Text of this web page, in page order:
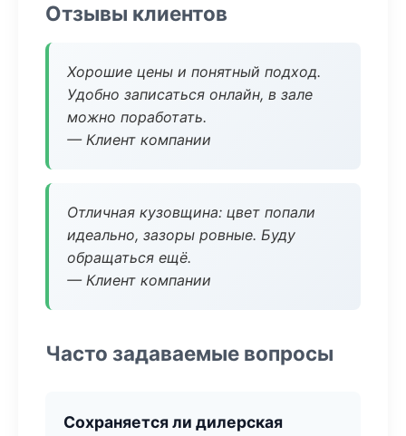
Отзывы клиентов
Хорошие цены и понятный подход.
Удобно записаться онлайн, в зале
можно поработать.
— Клиент компании
Отличная кузовщина: цвет попали
идеально, зазоры ровные. Буду
обращаться ещё.
— Клиент компании
Часто задаваемые вопросы
Сохраняется ли дилерская